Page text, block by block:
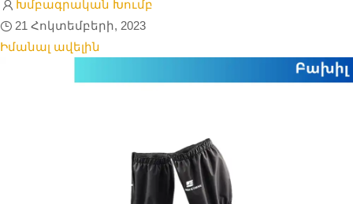
Խմբագրական Խումբ
21 Հոկտեմբերի, 2023
Իմանալ ավելին